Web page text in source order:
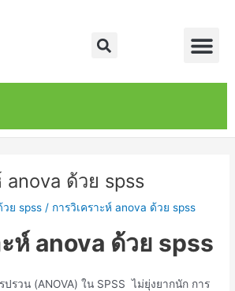
Search
anova ด้วย spss
วย spss / การวิเคราะห์ anova ด้วย spss
ะห์ anova ด้วย spss
ปรวน (ANOVA) ใน SPSS ไม่ยุ่งยากนัก การ